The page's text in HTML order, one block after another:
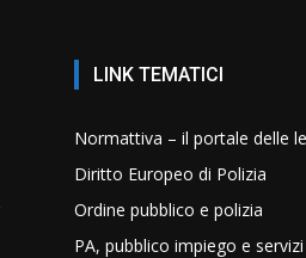
LINK TEMATICI
Normattiva – il portale delle
Diritto Europeo di Polizia
Ordine pubblico e polizia
PA, pubblico impiego e